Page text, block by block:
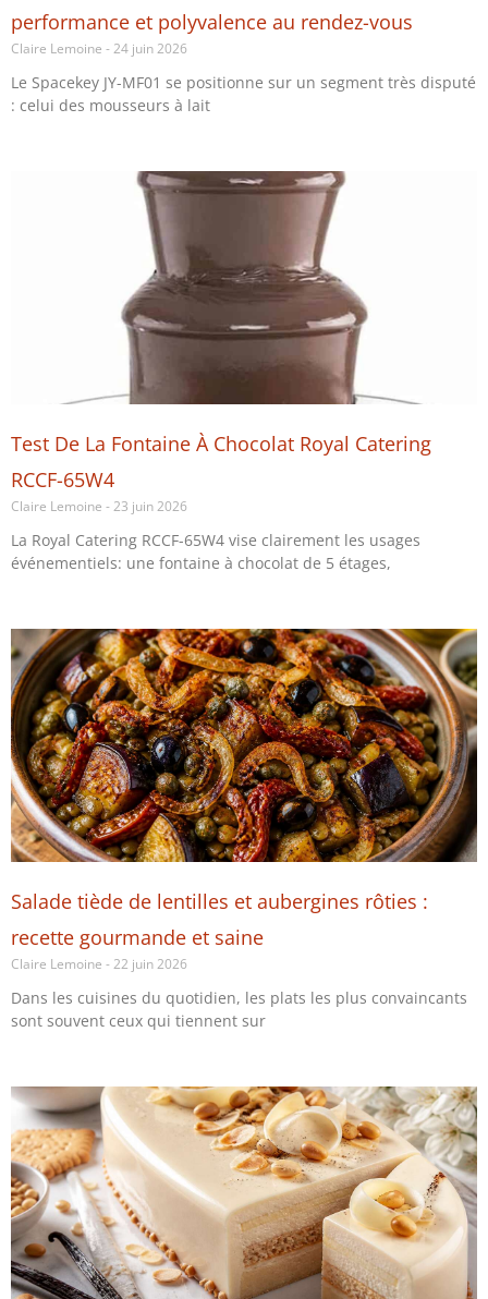
performance et polyvalence au rendez-vous
Claire Lemoine 24 juin 2026
Le Spacekey JY-MF01 se positionne sur un segment très disputé
: celui des mousseurs à lait
Test De La Fontaine À Chocolat Royal Catering
RCCF-65W4
Claire Lemoine 23 juin 2026
La Royal Catering RCCF-65W4 vise clairement les usages
événementiels: une fontaine à chocolat de 5 étages,
Salade tiède de lentilles et aubergines rôties :
recette gourmande et saine
Claire Lemoine 22 juin 2026
Dans les cuisines du quotidien, les plats les plus convaincants
sont souvent ceux qui tiennent sur